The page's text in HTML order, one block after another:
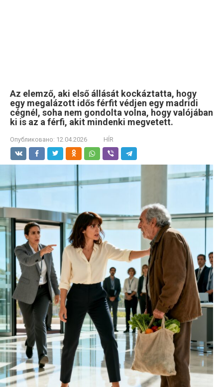
Az elemző, aki első állását kockáztatta, hogy
egy megalázott idős férfit védjen egy madridi
cégnél, soha nem gondolta volna, hogy valójában
ki is az a férfi, akit mindenki megvetett.
Опубликовано: 12.04.2026 HÍR